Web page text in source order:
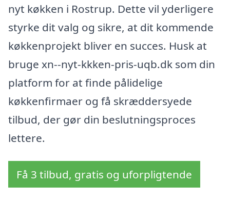
nyt køkken i Rostrup. Dette vil yderligere
styrke dit valg og sikre, at dit kommende
køkkenprojekt bliver en succes. Husk at
bruge xn--nyt-kkken-pris-uqb.dk som din
platform for at finde pålidelige
køkkenfirmaer og få skræddersyede
tilbud, der gør din beslutningsproces
lettere.
Få 3 tilbud, gratis og uforpligtende